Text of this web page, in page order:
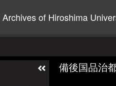
Archives of Hiroshima